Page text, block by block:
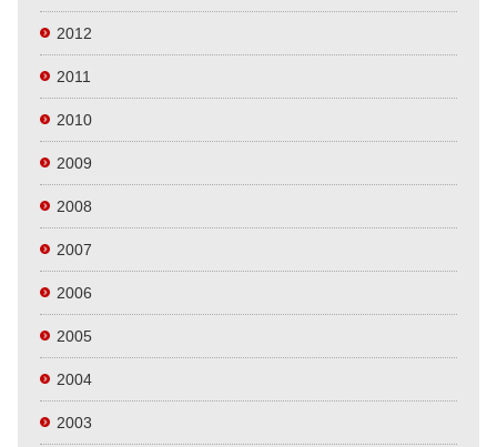
2012
2011
2010
2009
2008
2007
2006
2005
2004
2003